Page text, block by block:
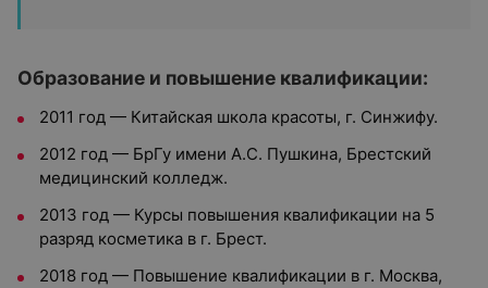
Образование и повышение квалификации:
2011 год — Китайская школа красоты, г. Синжифу.
2012 год — БрГу имени А.С. Пушкина, Брестский
медицинский колледж.
2013 год — Курсы повышения квалификации на 5
разряд косметика в г. Брест.
2018 год — Повышение квалификации в г. Москва,